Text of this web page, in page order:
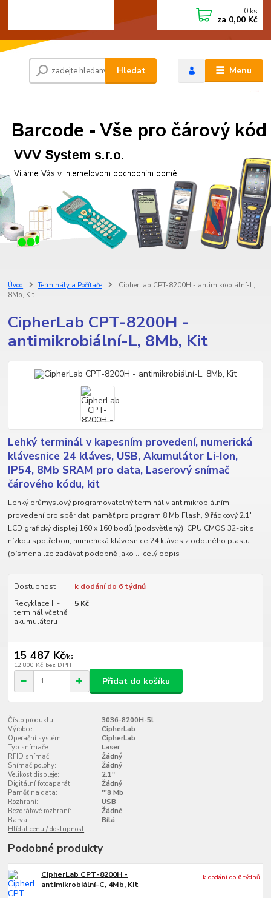
Menu
Hledat
0 ks
za 0,00 Kč
Úvod Terminály a Počítače
CipherLab CPT-8200H - antimikrobiální-L,
8Mb, Kit
CipherLab CPT-8200H -
antimikrobiální-L, 8Mb, Kit
Lehký terminál v kapesním provedení, numerická
klávesnice 24 kláves, USB, Akumulátor Li-Ion,
IP54, 8Mb SRAM pro data, Laserový snímač
čárového kódu, kit
Lehký průmyslový programovatelný terminál v antimikrobiálním
provedení pro sběr dat, paměť pro program 8 Mb Flash, 9 řádkový 2.1"
LCD grafický displej 160 x 160 bodů (podsvětlený), CPU CMOS 32-bit s
nízkou spotřebou, numerická klávesnice 24 kláves z odolného plastu
(písmena lze zadávat podobně jako ... celý popis
Dostupnost
k dodání do 6 týdnů
Recyklace II -
terminál včetně
akumulátoru
5 Kč
15 487 Kč/ks
12 800 Kč bez DPH
Přidat do košíku
Číslo produktu:
3036-8200H-5l
Výrobce:
CipherLab
Operační systém:
CipherLab
Typ snímače:
Laser
RFID snímač:
Žádný
Snímač polohy:
Žádný
Velikost displeje:
2.1"
Digitální fotoaparát:
Žádný
Paměť na data:
'''8 Mb
Rozhraní:
USB
Bezdrátové rozhraní:
Žádné
Barva:
Bílá
Hlídat cenu / dostupnost
Podobné produkty
CipherLab CPT-8200H -
antimikrobiální-C, 4Mb, Kit
k dodání do 6 týdnů